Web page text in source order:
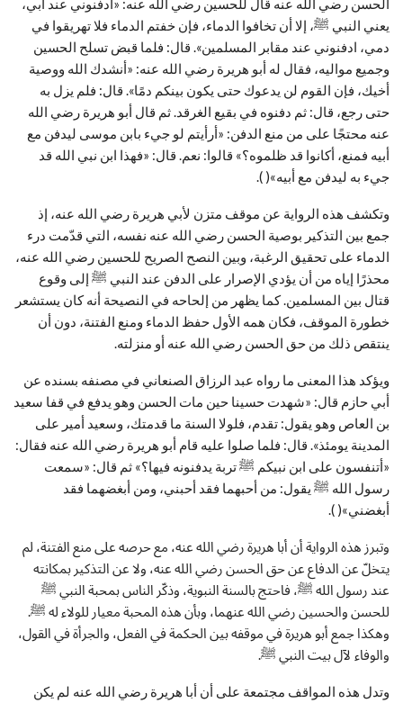
الحسن رضي الله عنه قال للحسين رضي الله عنه: «ادفنوني عند أبي،
يعني النبي ﷺ، إلا أن تخافوا الدماء، فإن خفتم الدماء فلا تهريقوا في
دمي، ادفنوني عند مقابر المسلمين». قال: فلما قبض تسلح الحسين
وجميع مواليه، فقال له أبو هريرة رضي الله عنه: «أنشدك الله ووصية
أخيك، فإن القوم لن يدعوك حتى يكون بينكم دمًا». قال: فلم يزل به
حتى رجع، قال: ثم دفنوه في بقيع الغرقد. ثم قال أبو هريرة رضي الله
عنه محتجًا على من منع الدفن: «أرأيتم لو جيء بابن موسى ليدفن مع
أبيه فمنع، أكانوا قد ظلموه؟» قالوا: نعم. قال: «فهذا ابن نبي الله قد
جيء به ليدفن مع أبيه»( ).
وتكشف هذه الرواية عن موقف متزن لأبي هريرة رضي الله عنه، إذ
جمع بين التذكير بوصية الحسن رضي الله عنه نفسه، التي قدّمت درء
الدماء على تحقيق الرغبة، وبين النصح الصريح للحسين رضي الله عنه،
محذرًا إياه من أن يؤدي الإصرار على الدفن عند النبي ﷺ إلى وقوع
قتال بين المسلمين. كما يظهر من إلحاحه في النصيحة أنه كان يستشعر
خطورة الموقف، فكان همه الأول حفظ الدماء ومنع الفتنة، دون أن
ينتقص ذلك من حق الحسن رضي الله عنه أو منزلته.
ويؤكد هذا المعنى ما رواه عبد الرزاق الصنعاني في مصنفه بسنده عن
أبي حازم قال: «شهدت حسينا حين مات الحسن وهو يدفع في قفا سعيد
بن العاص وهو يقول: تقدم، فلولا السنة ما قدمتك، وسعيد أمير على
المدينة يومئذ». قال: فلما صلوا عليه قام أبو هريرة رضي الله عنه فقال:
«أتنفسون على ابن نبيكم ﷺ تربة يدفنونه فيها؟» ثم قال: «سمعت
رسول الله ﷺ يقول: من أحبهما فقد أحبني، ومن أبغضهما فقد
أبغضني»( ).
وتبرز هذه الرواية أن أبا هريرة رضي الله عنه، مع حرصه على منع الفتنة، لم
يتخلّ عن الدفاع عن حق الحسن رضي الله عنه، ولا عن التذكير بمكانته
عند رسول الله ﷺ، فاحتج بالسنة النبوية، وذكّر الناس بمحبة النبي ﷺ
للحسن والحسين رضي الله عنهما، وبأن هذه المحبة معيار للولاء له ﷺ.
وهكذا جمع أبو هريرة في موقفه بين الحكمة في الفعل، والجرأة في القول،
والوفاء لآل بيت النبي ﷺ.
وتدل هذه المواقف مجتمعة على أن أبا هريرة رضي الله عنه لم يكن